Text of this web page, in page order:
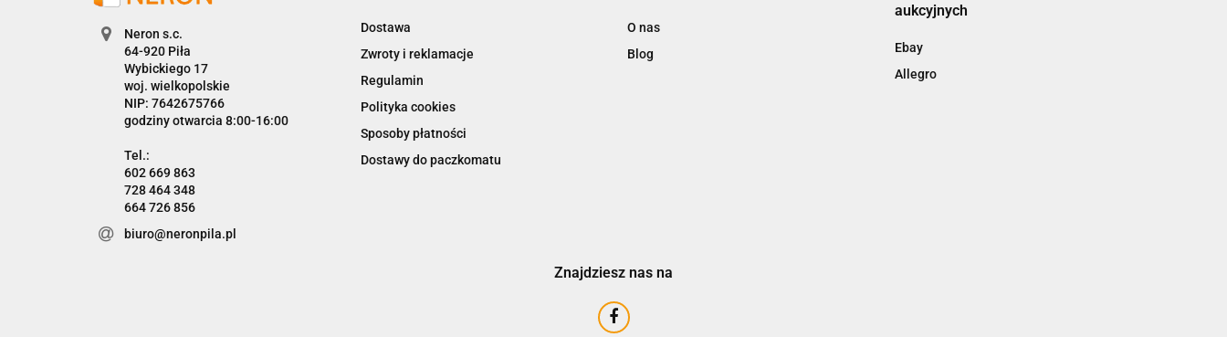
Neron s.c.
Wybickiego 17
woj. wielkopolskie
NIP: 7642675766
godziny otwarcia 8:00-16:00
602 669 863
728 464 348
664 726 856
biuro@neronpila.pl
Dostawa
Zwroty i reklamacje
Regulamin
Polityka cookies
Sposoby płatności
Dostawy do paczkomatu
O nas
Blog
aukcyjnych
Ebay
Allegro
Znajdziesz nas na